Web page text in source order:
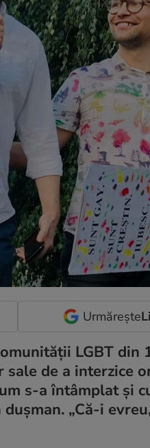
Urmărește
LGBT din
de a interzice
s-a întâmplat și
„Că-i